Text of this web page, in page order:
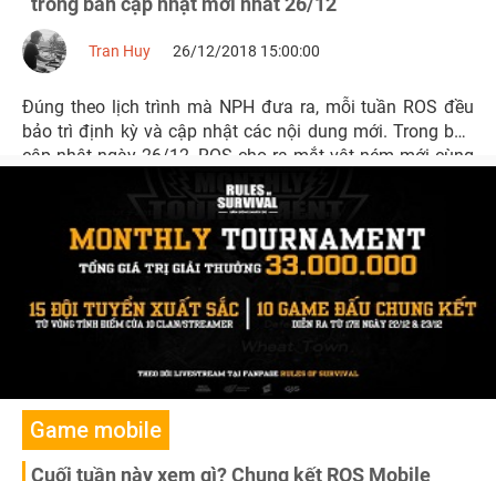
Tran Huy 26/12/2018 15:00:00
Đúng theo lịch trình mà NPH đưa ra, mỗi tuần ROS đều
bảo trì định kỳ và cập nhật các nội dung mới. Trong bản
cập nhật ngày 26/12, ROS cho ra mắt vật ném mới cùng
Game mobile
Cuối tuần này xem gì? Chung kết ROS Mobile